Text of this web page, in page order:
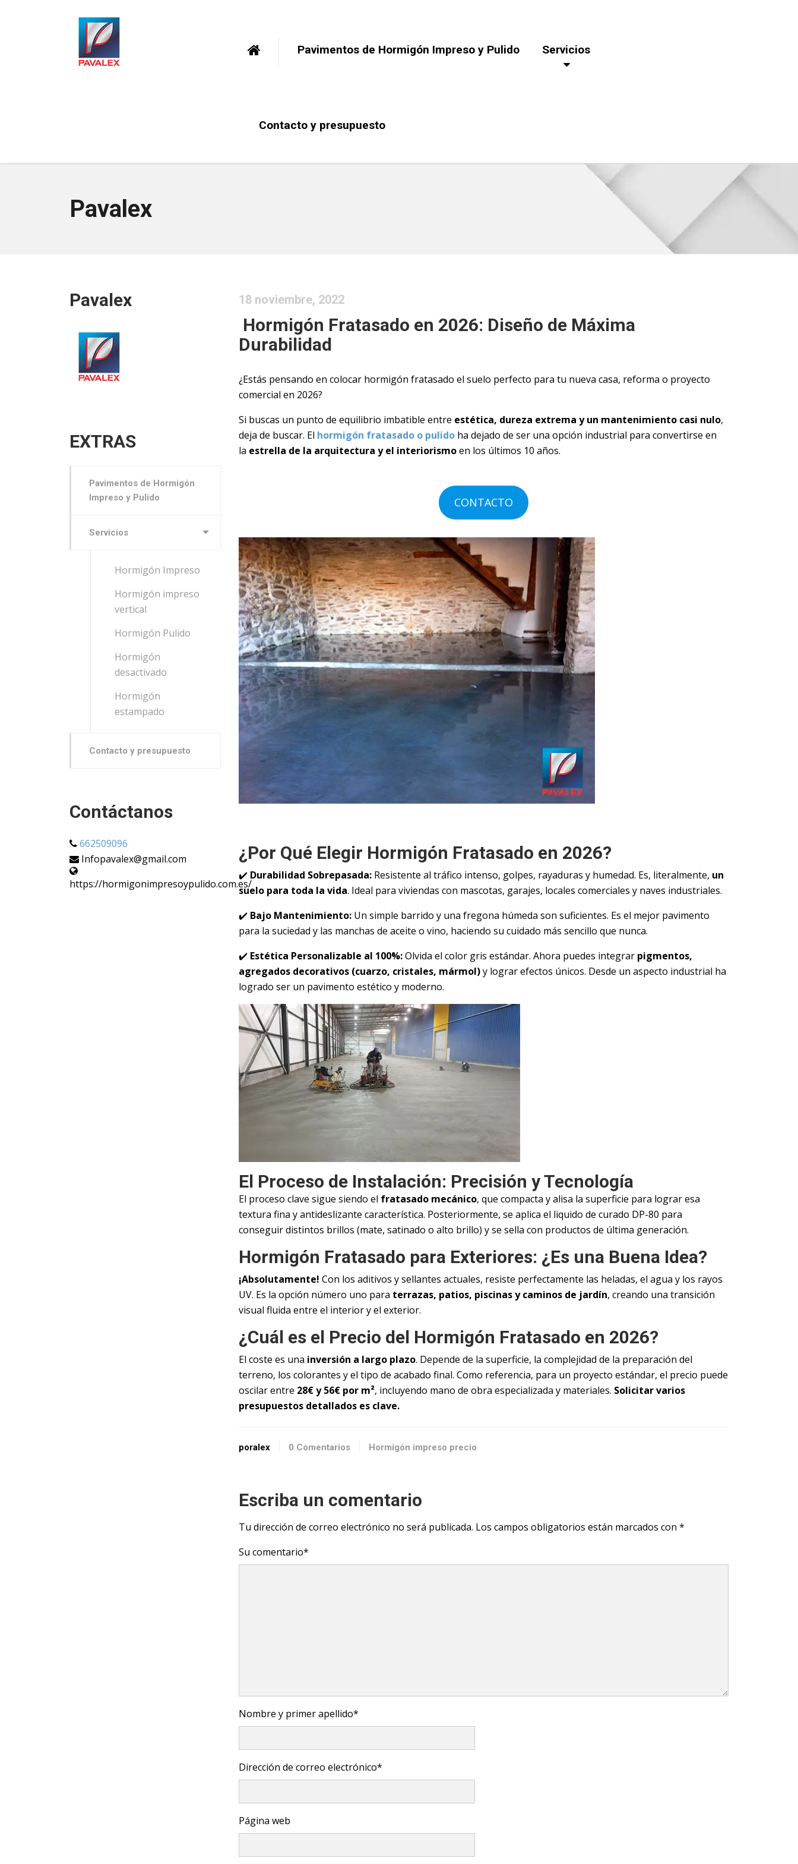
Pavimentos de Hormigón Impreso y Pulido Servicios
Contacto y presupuesto
Pavalex
18 noviembre, 2022
Hormigón Fratasado en 2026: Diseño de Máxima
Durabilidad
¿Estás pensando en colocar hormigón fratasado el suelo perfecto para tu nueva casa, reforma o proyecto
comercial en 2026?
Si buscas un punto de equilibrio imbatible entre estética, dureza extrema y un mantenimiento casi nulo,
deja de buscar. El hormigón fratasado o pulido ha dejado de ser una opción industrial para convertirse en
la estrella de la arquitectura y el interiorismoen los últimos 10 años.
CONTACTO
¿Por Qué Elegir Hormigón Fratasado en 2026?
✔️ Durabilidad Sobrepasada: Resistente al tráfico intenso, golpes, rayaduras y humedad. Es, literalmente, un
suelo para toda la vida. Ideal para viviendas con mascotas, garajes, locales comerciales y naves industriales.
✔️ Bajo Mantenimiento: Un simple barrido y una fregona húmeda son suficientes. Es el mejor pavimento
para la suciedad y las manchas de aceite o vino, haciendo su cuidado más sencillo que nunca.
✔️ Estética Personalizable al 100%:Olvida el color gris estándar. Ahora puedes integrar pigmentos,
agregados decorativos (cuarzo, cristales, mármol)y lograr efectos únicos. Desde un aspecto industrial ha
logrado ser un pavimento estético y moderno.
El Proceso de Instalación: Precisión y Tecnología
El proceso clave sigue siendo el fratasado mecánico, que compacta y alisa la superficie para lograr esa
textura fina y antideslizante característica. Posteriormente, se aplica el liquido de curado DP-80 para
conseguir distintos brillos (mate, satinado o alto brillo) y se sella con productos de última generación.
Hormigón Fratasado para Exteriores: ¿Es una Buena Idea?
¡Absolutamente! Con los aditivos y sellantes actuales, resiste perfectamente las heladas, el agua y los rayos
UV. Es la opción número uno para terrazas, patios, piscinas y caminos de jardín, creando una transición
visual fluida entre el interior y el exterior.
¿Cuál es el Precio del Hormigón Fratasado en 2026?
El coste es una inversión a largo plazo. Depende de la superficie, la complejidad de la preparación del
terreno, los colorantes y el tipo de acabado final. Como referencia, para un proyecto estándar, el precio puede
oscilar entre 28€ y 56€ por m², incluyendo mano de obra especializada y materiales. Solicitar varios
presupuestos detallados es clave.
poralex 0 Comentarios Hormigón impreso precio
Escriba un comentario
Tu dirección de correo electrónico no será publicada. Los campos obligatorios están marcados con *
Su comentario*
Nombre y primer apellido*
Dirección de correo electrónico*
Página web
Pavalex
EXTRAS
Pavimentos de Hormigón
Impreso y Pulido
Servicios
Hormigón Impreso
Hormigón impreso
vertical
Hormigón Pulido
Hormigón
desactivado
Hormigón
estampado
Contacto y presupuesto
Contáctanos
662509096
Infopavalex@gmail.com
https://hormigonimpresoypulido.com.es/